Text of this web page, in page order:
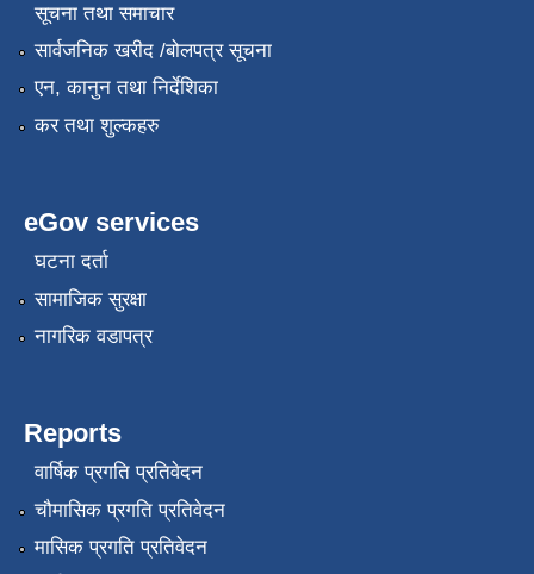
सूचना तथा समाचार
सार्वजनिक खरीद /बोलपत्र सूचना
एन, कानुन तथा निर्देशिका
कर तथा शुल्कहरु
eGov services
घटना दर्ता
सामाजिक सुरक्षा
नागरिक वडापत्र
Reports
वार्षिक प्रगति प्रतिवेदन
चौमासिक प्रगति प्रतिवेदन
मासिक प्रगति प्रतिवेदन